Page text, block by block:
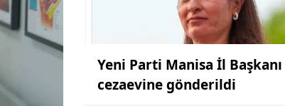
Yeni Parti Manisa İl Başkanı
cezaevine gönderildi